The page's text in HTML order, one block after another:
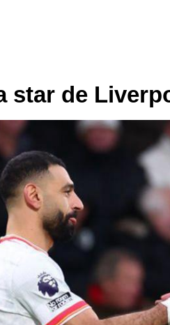
star de